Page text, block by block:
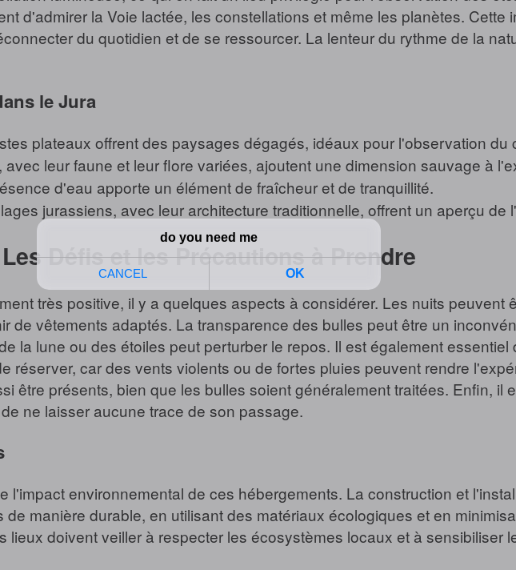
d'admirer la Voie lactée, les constellations et même les planètes. Cette
du quotidien et de se ressourcer. La lenteur du rythme de la
le Jura
plateaux offrent des paysages dégagés, idéaux pour l'observation du
leur faune et leur flore variées, ajoutent une dimension sauvage à
d'eau apporte un élément de fraîcheur et de tranquillité.
jurassiens, avec leur architecture traditionnelle, offrent un aperçu de
Les Défis et les Précautions à Prendre
très positive, il y a quelques aspects à considérer. Les nuits peuvent
de vêtements adaptés. La transparence des bulles peut être un
la lune ou des étoiles peut perturber le repos. Il est également essentiel
réserver, car des vents violents ou de fortes pluies peuvent rendre
être présents, bien que les bulles soient généralement traitées. Enfin, il
ne laisser aucune trace de son passage.
l'impact environnemental de ces hébergements. La construction et
manière durable, en utilisant des matériaux écologiques et en
lieux doivent veiller à respecter les écosystèmes locaux et à sensibiliser